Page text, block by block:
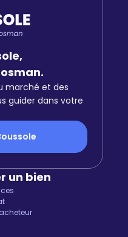
marché et des
guider dans votre
un bien